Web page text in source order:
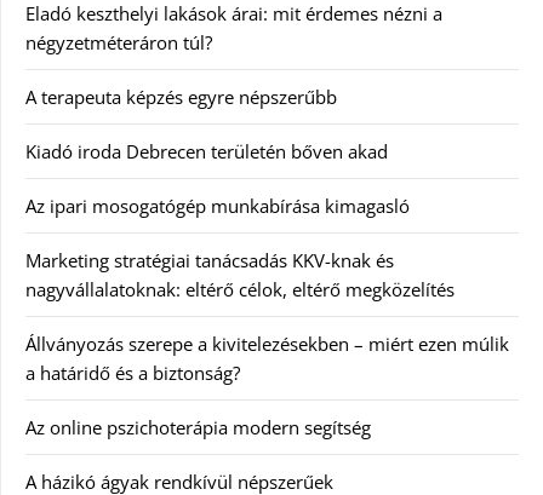
Eladó keszthelyi lakások árai: mit érdemes nézni a
négyzetméteráron túl?
A terapeuta képzés egyre népszerűbb
Kiadó iroda Debrecen területén bőven akad
Az ipari mosogatógép munkabírása kimagasló
Marketing stratégiai tanácsadás KKV-knak és
nagyvállalatoknak: eltérő célok, eltérő megközelítés
Állványozás szerepe a kivitelezésekben – miért ezen múlik
a határidő és a biztonság?
Az online pszichoterápia modern segítség
A házikó ágyak rendkívül népszerűek